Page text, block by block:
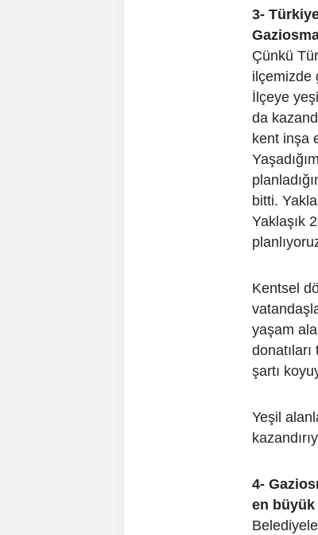
3-
Çünkü
ilçemizde
İlçeye
da
kent inşa
bitti.
Yaklaşık
Kentsel
yaşam
şartı
Yeşil
4-
en